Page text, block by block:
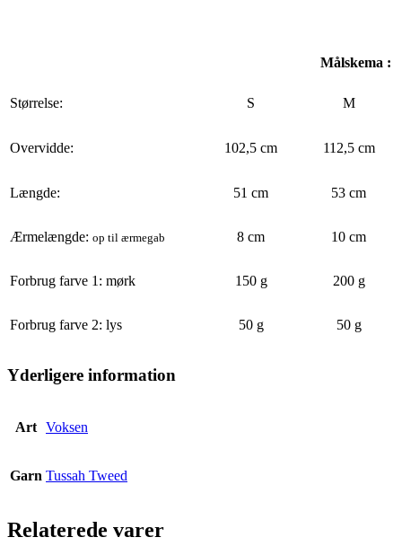
Målskema :
Størrelse: S M
Overvidde: 102,5 cm 112,5 cm
Længde: 51 cm 53 cm
Ærmelængde: op til ærmegab 8 cm 10 cm
Forbrug farve 1: mørk 150 g 200 g
Forbrug farve 2: lys 50 g 50 g
Yderligere information
Art Voksen
Garn Tussah Tweed
Relaterede varer